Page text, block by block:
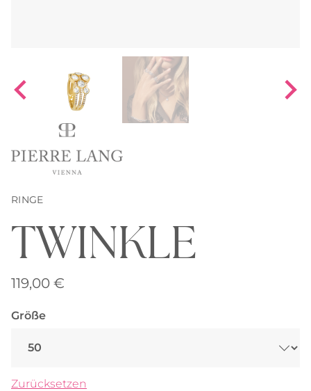
RINGE
TWINKLE
119,00 €
Größe
Zurücksetzen